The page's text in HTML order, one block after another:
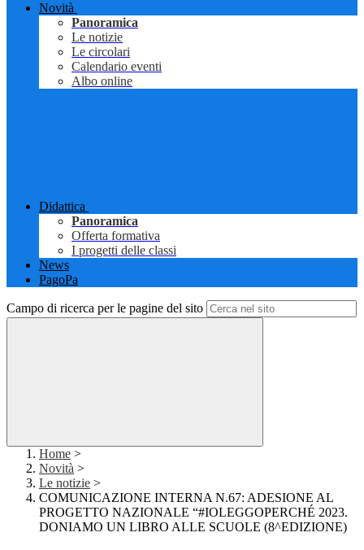
Novità
Panoramica
Le notizie
Le circolari
Calendario eventi
Albo online
Didattica
Panoramica
Offerta formativa
I progetti delle classi
News
PagoPa
Campo di ricerca per le pagine del sito
Home >
Novità >
Le notizie >
COMUNICAZIONE INTERNA N.67: ADESIONE AL
PROGETTO NAZIONALE “#IOLEGGOPERCHÉ 2023.
DONIAMO UN LIBRO ALLE SCUOLE (8^EDIZIONE)